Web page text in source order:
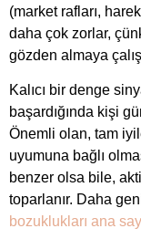
(market rafları,
daha çok zorlar,
gözden almaya
Kalıcı bir denge
başardığında kişi
Önemli olan, tam
uyumuna bağlı
benzer olsa bile,
toparlanır. Daha
bozuklukları ana